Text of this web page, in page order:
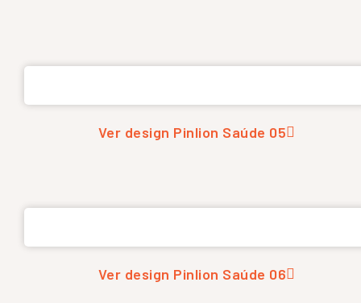
Ver design Pinlion Saúde 05
Ver design Pinlion Saúde 06